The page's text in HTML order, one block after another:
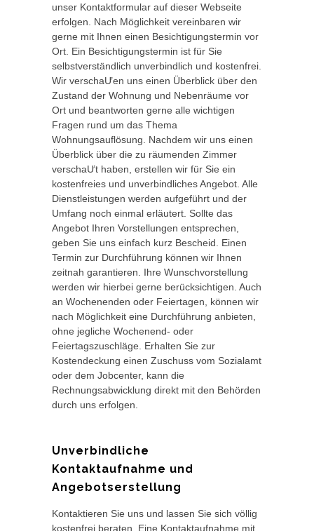
unser Kontaktformular auf dieser Webseite
erfolgen. Nach Möglichkeit vereinbaren wir
gerne mit Ihnen einen Besichtigungstermin vor
Ort. Ein Besichtigungstermin ist für Sie
selbstverständlich unverbindlich und kostenfrei.
Wir verschaƯen uns einen Überblick über den
Zustand der Wohnung und Nebenräume vor
Ort und beantworten gerne alle wichtigen
Fragen rund um das Thema
Wohnungsauflösung. Nachdem wir uns einen
Überblick über die zu räumenden Zimmer
verschaƯt haben, erstellen wir für Sie ein
kostenfreies und unverbindliches Angebot. Alle
Dienstleistungen werden aufgeführt und der
Umfang noch einmal erläutert. Sollte das
Angebot Ihren Vorstellungen entsprechen,
geben Sie uns einfach kurz Bescheid. Einen
Termin zur Durchführung können wir Ihnen
zeitnah garantieren. Ihre Wunschvorstellung
werden wir hierbei gerne berücksichtigen. Auch
an Wochenenden oder Feiertagen, können wir
nach Möglichkeit eine Durchführung anbieten,
ohne jegliche Wochenend- oder
Feiertagszuschläge. Erhalten Sie zur
Kostendeckung einen Zuschuss vom Sozialamt
oder dem Jobcenter, kann die
Rechnungsabwicklung direkt mit den Behörden
durch uns erfolgen.
Unverbindliche
Kontaktaufnahme und
Angebotserstellung
Kontaktieren Sie uns und lassen Sie sich völlig
kostenfrei beraten. Eine Kontaktaufnahme mit